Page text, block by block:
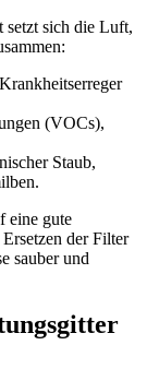
setzt sich die Luft,
(VOCs),
Staub,
eine gute
der Filter
sauber und